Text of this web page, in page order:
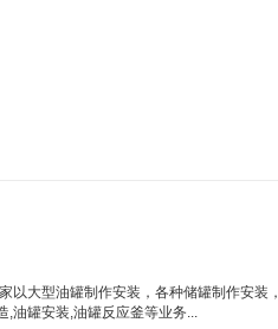
以大型油罐制作安装，各种储罐制作安装，
,油罐安装,油罐反应釜等业务...